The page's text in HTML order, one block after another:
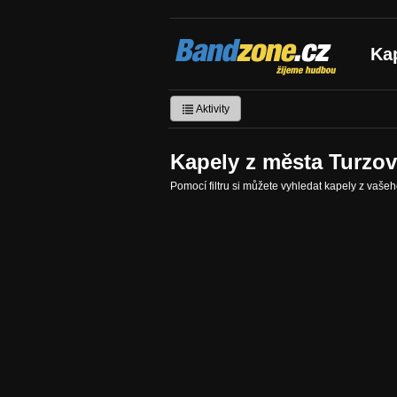
Bandzone.cz
žijeme hudbou
Aktivity
Kapely z města
Pomocí filtru si můžete vyhledat kapely z